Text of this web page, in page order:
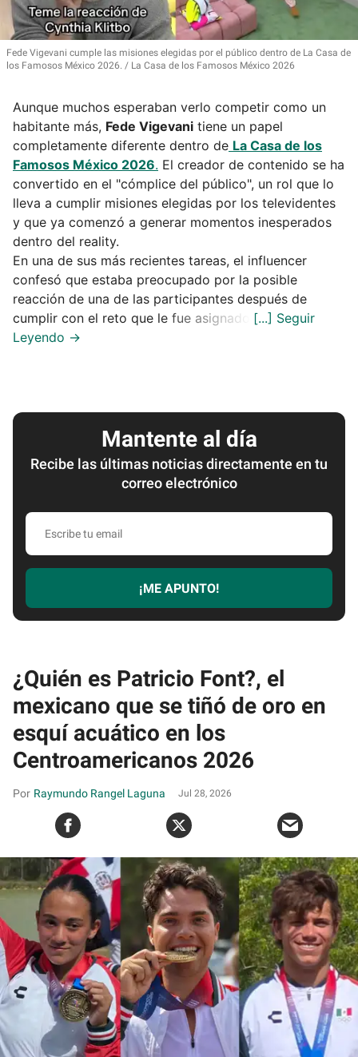
Fede Vigevani cumple las misiones elegidas por el público dentro de La Casa de
los Famosos México 2026.
La Casa de los Famosos México 2026
Aunque muchos esperaban verlo competir como un
habitante más, Fede Vigevani tiene un papel
completamente diferente dentro de La Casa de los
Famosos México 2026. El creador de contenido se ha
convertido en el "cómplice del público", un rol que lo
lleva a cumplir misiones elegidas por los televidentes
y que ya comenzó a generar momentos inesperados
dentro del reality.
En una de sus más recientes tareas, el influencer
confesó que estaba preocupado por la posible
reacción de una de las participantes después de
cumplir con el reto que le fue asignado.
Mantente al día
Recibe las últimas noticias directamente en tu
correo electrónico
Escribe
email
¡ME APUNTO!
¿Quién es Patricio Font?, el
mexicano que se tiñó de oro en
esquí acuático en los
Centroamericanos 2026
Raymundo Rangel Laguna Jul 28, 2026